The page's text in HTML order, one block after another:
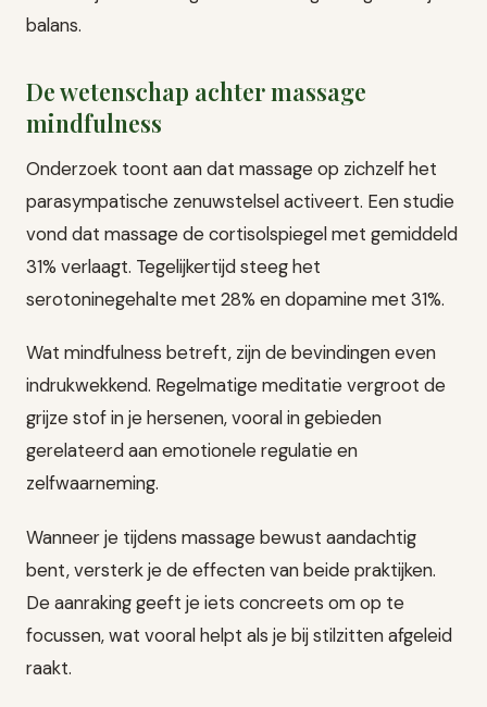
balans.
De wetenschap achter massage
mindfulness
Onderzoek toont aan dat massage op zichzelf het
parasympatische zenuwstelsel activeert. Een studie
vond dat massage de cortisolspiegel met gemiddeld
31% verlaagt. Tegelijkertijd steeg het
serotoninegehalte met 28% en dopamine met 31%.
Wat mindfulness betreft, zijn de bevindingen even
indrukwekkend. Regelmatige meditatie vergroot de
grijze stof in je hersenen, vooral in gebieden
gerelateerd aan emotionele regulatie en
zelfwaarneming.
Wanneer je tijdens massage bewust aandachtig
bent, versterk je de effecten van beide praktijken.
De aanraking geeft je iets concreets om op te
focussen, wat vooral helpt als je bij stilzitten afgeleid
raakt.